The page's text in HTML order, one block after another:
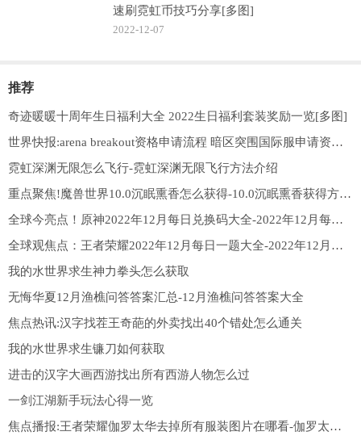
速刷霓虹币技巧分享[多图]
2022-12-07
推荐
奇迹暖暖十周年生日福利大全 2022生日福利套装奖励一览[多图]
世界快报:arena breakout资格申请流程 暗区突围国际服申请资格教程[多图]
霓虹深渊无限怎么飞行-霓虹深渊无限飞行方法介绍
重点聚焦!魔兽世界10.0沉眠熏香怎么获得-10.0沉眠熏香获得方式一览
全球今亮点！原神2022年12月每日兑换码大全-2022年12月每日兑换码大全汇总
全球观焦点：王者荣耀2022年12月每日一题大全-2022年12月每日一题大全汇总
我的水世界求生神力拳头怎么获取
无悔华夏12月渔樵问答答案汇总-12月渔樵问答答案大全
焦点热讯:汉字找茬王奇葩的外卖找出40个错处怎么通关
我的水世界求生镰刀如何获取
进击的汉字大画西游找出所有西游人物怎么过
一剑江湖新手玩法心得一览
焦点播报:王者荣耀伽罗太华去掉所有服装图片在哪看-伽罗太华去掉所有服装不遮挡福利图分享